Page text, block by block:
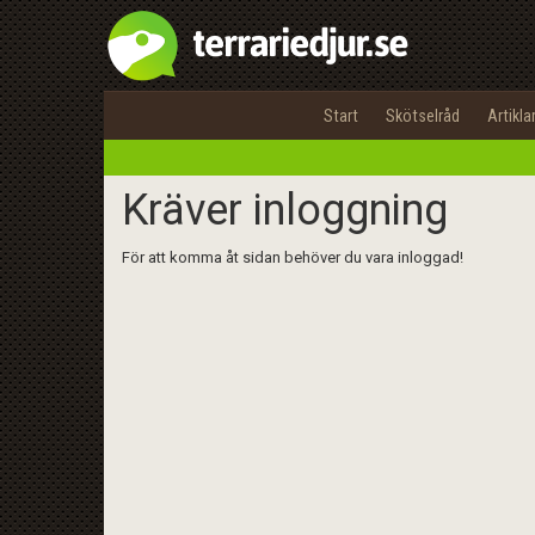
Start Skötselråd Artiklar
Kräver inloggning
För att komma åt sidan behöver du vara inloggad!